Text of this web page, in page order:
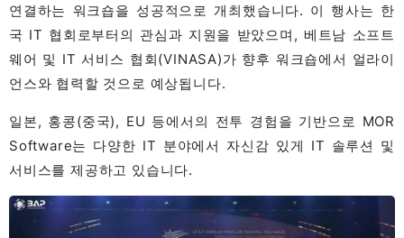
연결하는 워크숍을 성공적으로 개최했습니다. 이 행사는 한
국 IT 협회로부터의 관심과 지원을 받았으며, 베트남 소프트
웨어 및 IT 서비스 협회(VINASA)가 향후 워크숍에서 얼라이
언스와 협력할 것으로 예상됩니다.
일본, 홍콩(중국), EU 등에서의 전투 경험을 기반으로 MOR
Software는 다양한 IT 분야에서 자신감 있게 IT 솔루션 및
서비스를 제공하고 있습니다.